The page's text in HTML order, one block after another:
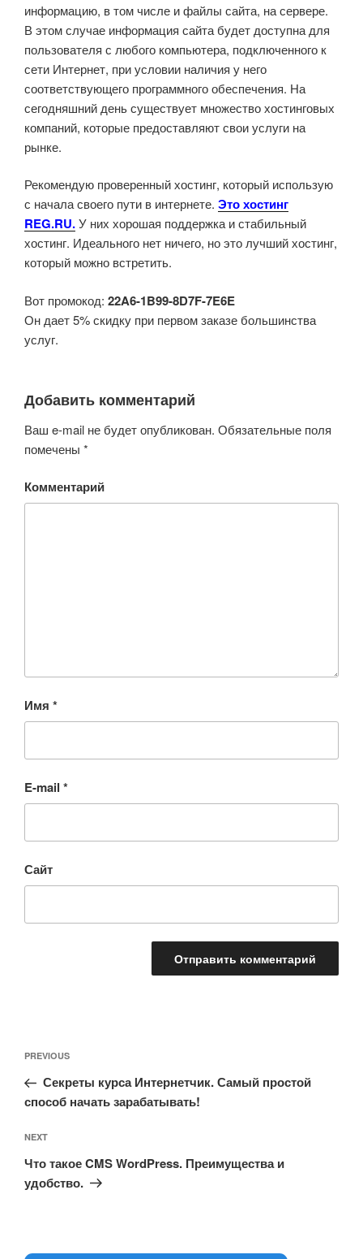
информацию, в том числе и файлы сайта, на сервере.
В этом случае информация сайта будет доступна для
пользователя с любого компьютера, подключенного к
сети Интернет, при условии наличия у него
соответствующего программного обеспечения. На
сегодняшний день существует множество хостинговых
компаний, которые предоставляют свои услуги на
рынке.
Рекомендую проверенный хостинг, который использую
с начала своего пути в интернете. Это хостинг
REG.RU.У них хорошая поддержка и стабильный
хостинг. Идеального нет ничего, но это лучший хостинг,
который можно встретить.
Вот промокод: 22A6-1B99-8D7F-7E6E
Он дает 5% скидку при первом заказе большинства
услуг.
Добавить комментарий
Ваш e-mail не будет опубликован. Обязательные поля
помечены *
Комментарий
Имя *
E-mail *
Сайт
по
записям
Previous
Post
PREVIOUS
Секреты курса Интернетчик. Самый простой
способ начать зарабатывать!
Next
Post
NEXT
Что такое CMS WordPress. Преимущества и
удобство.